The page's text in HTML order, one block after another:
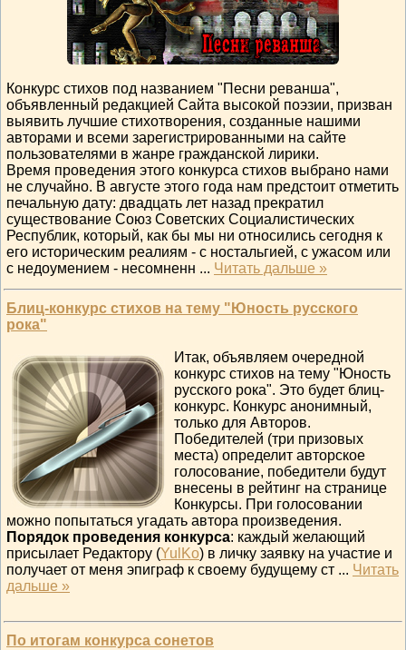
Конкурс стихов под названием "Песни реванша",
объявленный редакцией Сайта высокой поэзии, призван
выявить лучшие стихотворения, созданные нашими
авторами и всеми зарегистрированными на сайте
пользователями в жанре гражданской лирики.
Время проведения этого конкурса стихов выбрано нами
не случайно. В августе этого года нам предстоит отметить
печальную дату: двадцать лет назад прекратил
существование Союз Советских Социалистических
Республик, который, как бы мы ни относились сегодня к
его историческим реалиям - с ностальгией, с ужасом или
с недоумением - несомненн ... Читать дальше »
Блиц-конкурс стихов на тему "Юность русского
рока"
Итак, объявляем очередной
конкурс стихов на тему "Юность
русского рока". Это будет блиц-
конкурс. Конкурс анонимный,
только для Авторов.
Победителей (три призовых
места) определит авторское
голосование, победители будут
внесены в рейтинг на странице
Конкурсы. При голосовании
можно попытаться угадать автора произведения.
Порядок проведения конкурса: каждый желающий
присылает Редактору (YulKo) в личку заявку на участие и
получает от меня эпиграф к своему будущему ст ... Читать
дальше »
По итогам конкурса сонетов